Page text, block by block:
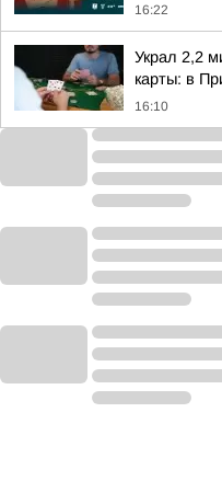
16:22
Украл 2,2
карты: в
16:10